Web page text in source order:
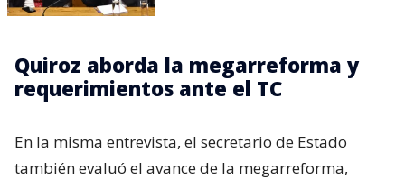
Quiroz aborda la megarreforma y
requerimientos ante el TC
En la misma entrevista, el secretario de Estado
también evaluó el avance de la megarreforma,